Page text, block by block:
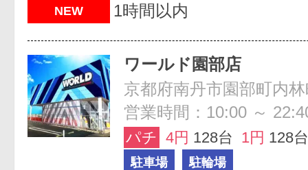
NEW 1時間以内
ワールド園部店
京都府南丹市園部町内
営業時間：10:00 ～
パチ 4円 128台 1円 128台
駐車場 駐輪場